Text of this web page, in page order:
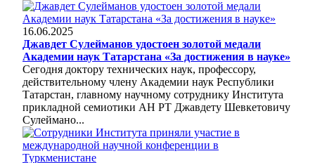
16.06.2025
Джавдет Сулейманов удостоен золотой медали
Академии наук Татарстана «За достижения в науке»
Сегодня доктору технических наук, профессору,
действительному члену Академии наук Республики
Татарстан, главному научному сотруднику Института
прикладной семиотики АН РТ Джавдету Шевкетовичу
Сулеймано...